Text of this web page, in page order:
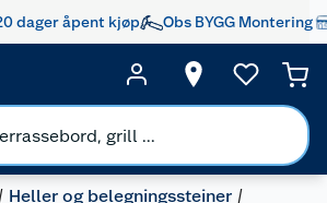
dager åpent kjøp Obs BYGG Montering
Heller og belegningssteiner